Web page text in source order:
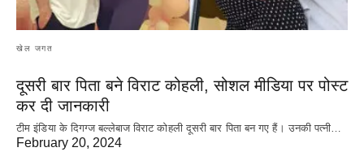
खेल जगत
दूसरी बार‌ पिता बने विराट कोहली, सोशल मीडिया पर पोस्ट
कर दी‌ जानकारी
टीम इंडिया के दिगग्ज बल्लेबाज विराट कोहली दूसरी बार पिता बन गए हैं। उनकी पत्नी…
February 20, 2024